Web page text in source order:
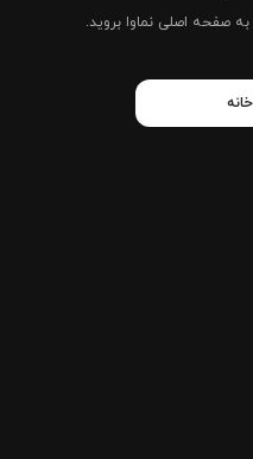
صفحه اصلی نماوا بروید.